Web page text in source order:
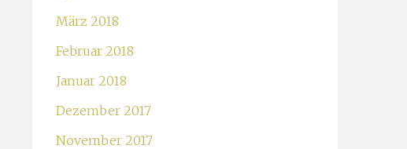
März 2018
Februar 2018
Januar 2018
Dezember 2017
November 2017